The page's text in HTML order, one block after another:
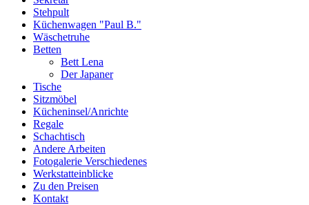
Stehpult
Küchenwagen "Paul B."
Wäschetruhe
Betten
Bett Lena
Der Japaner
Tische
Sitzmöbel
Kücheninsel/Anrichte
Regale
Schachtisch
Andere Arbeiten
Fotogalerie Verschiedenes
Werkstatteinblicke
Zu den Preisen
Kontakt